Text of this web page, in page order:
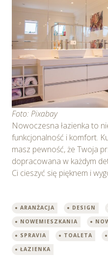
Możesz również
plików cookie i udzielić
plików cookie w Serwisie
Ciebie celach poprzez
wybory”.
Foto: Pixabay
Nowoczesna łazienka to
funkcjonalność i komfort.
masz pewność, że Twoja
dopracowana w każdym
Ci cieszyć się pięknem i
ARANŻACJA DESIGN
NOWEMIESZKANIA
SPRAVIA
TOALETA
ŁAZIENKA